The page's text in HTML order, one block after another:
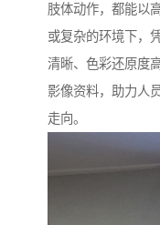
肢体动作，都能以
或复杂的环境下，
清晰、色彩还原度
影像资料，助力人
走向。​